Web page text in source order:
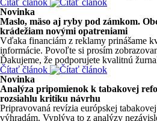
Čítať článok
Novinka
Maslo, mäso aj ryby pod zámkom.
krádežiam novými opatreniami
Vďaka financiám z reklamy prinášame
informácie. Povoľte si prosím
Ďakujeme, že podporujete kvalitnú
Čítať článok
Novinka
Analýza pripomienok k tabakovej
rozsiahlu kritiku návrhu
Pripravovaná revízia európskej
výhradám. Vyplýva to z analýzy